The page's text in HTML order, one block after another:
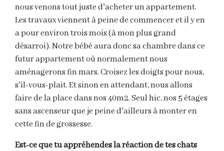
nous venons tout juste d'acheter un appartement.
Les travaux viennent à peine de commencer et il y en
a pour environ trois mois (à mon plus grand
désarroi). Notre bébé aura donc sa chambre dans ce
futur appartement où normalement nous
aménagerons fin mars. Croisez les doigts pour nous,
s'il-vous-plait. Et sinon en attendant, nous allons
faire de la place dans nos 40m2. Seul hic, nos 5 étages
sans ascenseur que je peine d'ailleurs à monter en
cette fin de grossesse.
Est-ce que tu appréhendes la réaction de tes chats